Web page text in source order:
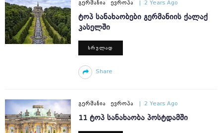
ᲒᲔᲠᲛᲐᲜᲘᲐ ᲔᲕᲠᲝᲞᲐ 2 Years Ago
ᲢᲝᲞ ᲡᲐᲜᲐᲮᲐᲝᲑᲔᲑᲘ ᲒᲔᲠᲛᲐᲜᲘᲘᲡ ᲥᲐᲚᲐᲥ
ᲙᲐᲡᲔᲚᲨᲘ
ᲡᲠᲣᲚᲐᲓ
Share
ᲒᲔᲠᲛᲐᲜᲘᲐ ᲔᲕᲠᲝᲞᲐ 2 Years Ago
11 ᲢᲝᲞ ᲡᲐᲜᲐᲮᲐᲝᲑᲐ ᲞᲝᲡᲢᲓᲐᲛᲨᲘ